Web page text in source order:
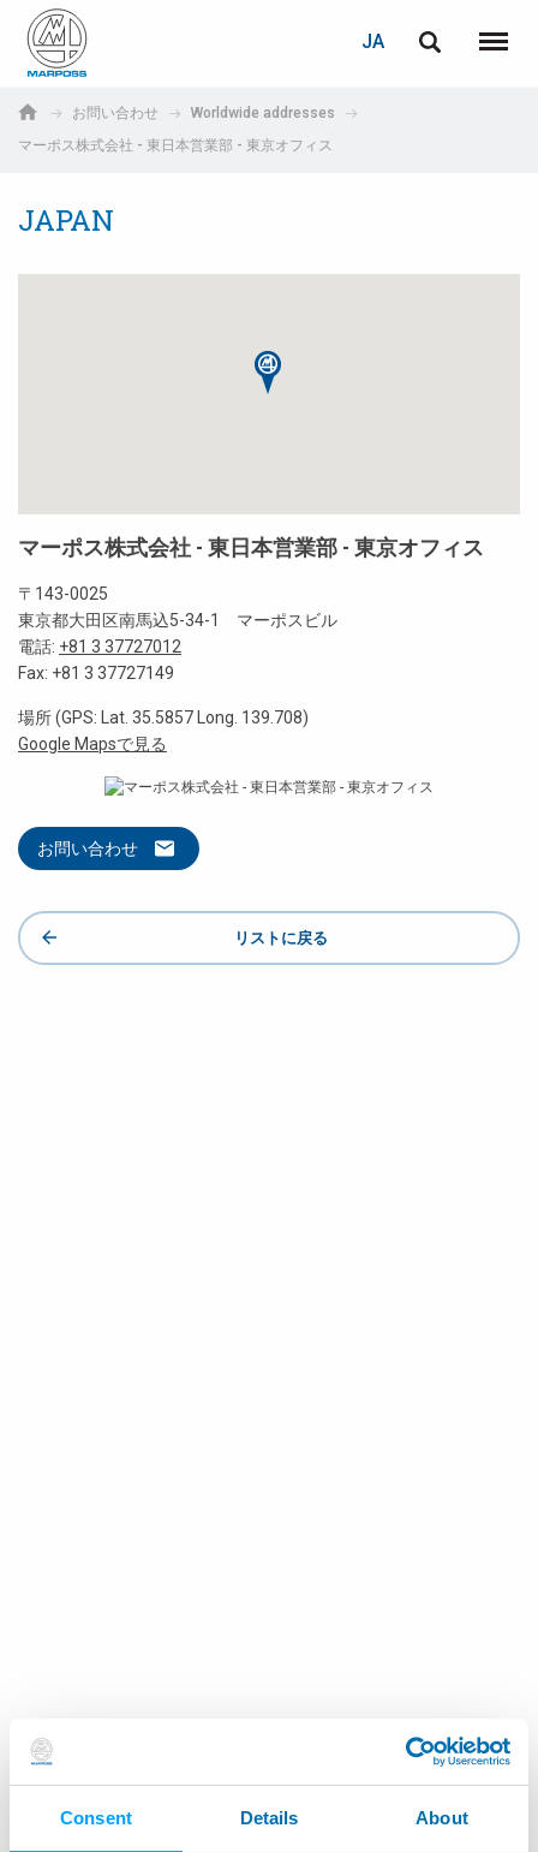
Consent Details About
S.p.A.
JA
メニ
お問い合わせ
Worldwide addresses
マーポス株式会社 - 東日本営業部 - 東京オフィス
JAPAN
マーポス株式会社 - 東日本営業部 - 東京オフィス
〒143-0025
東京都大田区南馬込5-34-1 マーポスビル
電話: +81 3 37727012
Fax: +81 3 37727149
場所 (GPS: Lat. 35.5857 Long. 139.708)
Google Mapsで見る
お問い合わせ
リストに戻る
Deutsch
Español
中文 (Chinese)
ログイン
E-mail
こちらをクリック